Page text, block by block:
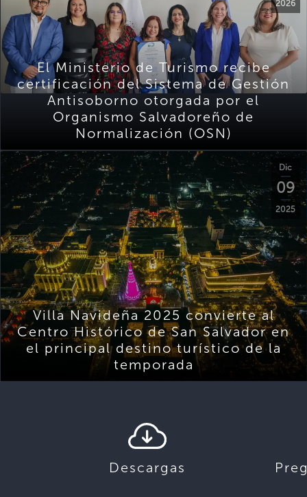
2026
El Ministerio de Turismo recibe
certificación del Sistema de Gestión
Antisoborno otorgada por el
Organismo Salvadoreño de
Normalización (OSN)
Dic
09
2025
Villa Navideña 2025 convierte al
Centro Histórico de San Salvador en
el principal destino turístico de la
temporada
Descargas